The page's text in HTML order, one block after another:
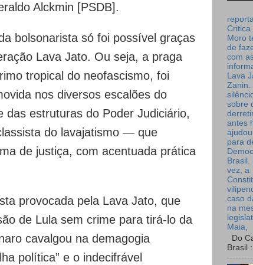
Alckmin [PSDB].
bolsonarista só foi possível graças
Lava Jato. Ou seja, a praga
tropical do neofascismo, foi
nos diversos escalões do
das estruturas do Poder Judiciário,
do lavajatismo — que
de justiça, com acentuada prática
provocada pela Lava Jato, que
de Lula sem crime para tirá-lo da
cavalgou na demagogia
política” e o indecifrável
Critica
Moro
de
com
Lava
Zanin.
sobre
antes
para
Brasil.
vez, a
caso
na
Maia,
Do
Brasil :